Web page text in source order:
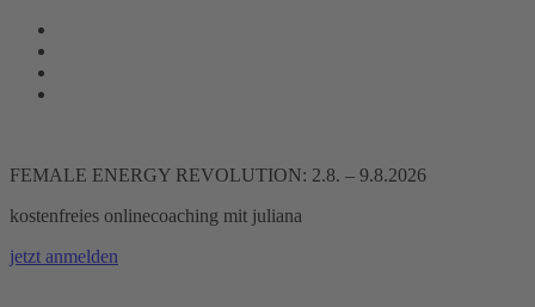
Zum
Inhalt
springen
FEMALE ENERGY REVOLUTION: 2.8. – 9.8.2026
kostenfreies onlinecoaching mit juliana
jetzt anmelden